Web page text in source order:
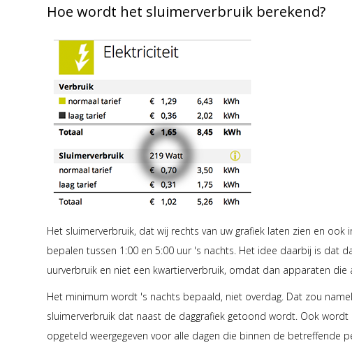
Hoe wordt het sluimerverbruik berekend?
Het sluimerverbruik, dat wij rechts van uw grafiek laten zien en
bepalen tussen 1:00 en 5:00 uur 's nachts. Het idee daarbij is dat
uurverbruik en niet een kwartierverbruik, omdat dan apparaten
Het minimum wordt 's nachts bepaald, niet overdag. Dat zou
sluimerverbruik dat naast de daggrafiek getoond wordt. Ook
opgeteld weergegeven voor alle dagen die binnen de betreffende